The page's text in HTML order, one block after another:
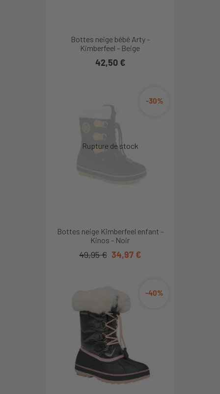
Bottes neige bébé Arty -
Kimberfeel - Beige
42,50 €
Bottes neige Kimberfeel enfant -
Kinos - Noir
-30%
49,95 € 34,97 €
-40%